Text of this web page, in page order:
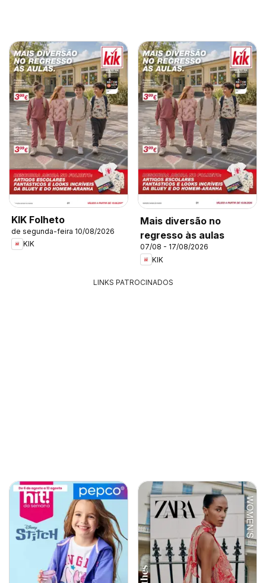
KIK Folheto
de segunda-feira 10/08/2026
KIK
Mais diversão no
regresso às aulas
07/08 - 17/08/2026
KIK
LINKS PATROCINADOS